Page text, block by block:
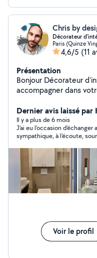
Chris by
Décorateur
Paris (Quinze
4,6/5 (11
Présentation
Bonjour Décorateur d'intérieur, je peux vous
accompagner dans votre projet.
commande de
visuels 3D, je propose
manqueront pas de vous satisfaire. le devis est gratuit !
visiter mon Instagram :
vous
Dernier avis laissé par
Il y a plus de 6 mois
J'ai eu l'occasion d'échanger
sympathique, à l'écoute,
donné de précieux
recommande de collaborer
décoration d'intérieur. Merci
Voir le profil